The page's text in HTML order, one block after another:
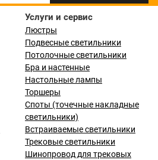
Услуги и сервис
Люстры
Подвесные светильники
Потолочные светильники
Бра и настенные
Настольные лампы
Торшеры
Споты (точечные накладные
светильники)
Встраиваемые светильники
Трековые светильники
Шинопровод для трековых